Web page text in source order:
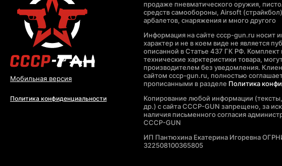
Мобильная версия
Политика конфиденциальности
продаже пневматического оружия,
средств самообороны, Airsoft
арбалетов, снаряжения и много другого
Информация на сайте cccp-gun.ru носит
характер и не в коем виде не является
описанной в Статье 437 ГК РФ. Комплект
технические харктеристики товара,
производителем без уведомления.
сайтом cccp-gun.ru, полностью
прописанными в разделе Политика
Копирование любой информации
др.) с сайта CCCP-GUN запрещено, за
наличия письменного согласия
CCCP-GUN
ИП Пантюхина Екатерина Игоревна
322508100365805